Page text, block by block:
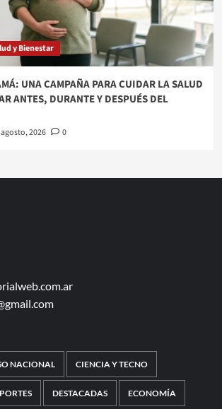
y Bienestar
UNA CAMPAÑA PARA CUIDAR LA SALUD
ANTES, DURANTE Y DESPUÉS DEL
2026 0
NACIONAL CIENCIA Y TECNO
DESTACADAS ECONOMÍA